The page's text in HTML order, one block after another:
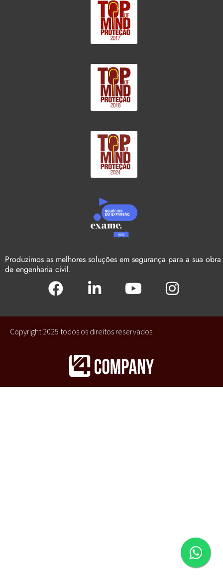
Produzimos as melhores soluções em segurança para a sua obra
de engenharia civil.
Copyright 2025 todos os direitos reservados.